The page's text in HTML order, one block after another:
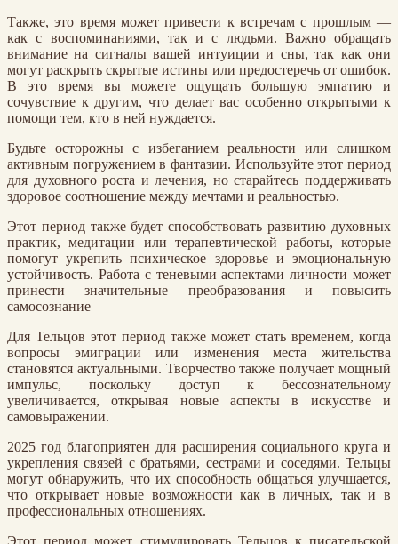
Также, это время может привести к встречам с прошлым —
как с воспоминаниями, так и с людьми. Важно обращать
внимание на сигналы вашей интуиции и сны, так как они
могут раскрыть скрытые истины или предостеречь от ошибок.
В это время вы можете ощущать большую эмпатию и
сочувствие к другим, что делает вас особенно открытыми к
помощи тем, кто в ней нуждается.
Будьте осторожны с избеганием реальности или слишком
активным погружением в фантазии. Используйте этот период
для духовного роста и лечения, но старайтесь поддерживать
здоровое соотношение между мечтами и реальностью.
Этот период также будет способствовать развитию духовных
практик, медитации или терапевтической работы, которые
помогут укрепить психическое здоровье и эмоциональную
устойчивость. Работа с теневыми аспектами личности может
принести значительные преобразования и повысить
самосознание
Для Тельцов этот период также может стать временем, когда
вопросы эмиграции или изменения места жительства
становятся актуальными. Творчество также получает мощный
импульс, поскольку доступ к бессознательному
увеличивается, открывая новые аспекты в искусстве и
самовыражении.
2025 год благоприятен для расширения социального круга и
укрепления связей с братьями, сестрами и соседями. Тельцы
могут обнаружить, что их способность общаться улучшается,
что открывает новые возможности как в личных, так и в
профессиональных отношениях.
Этот период может стимулировать Тельцов к писательской